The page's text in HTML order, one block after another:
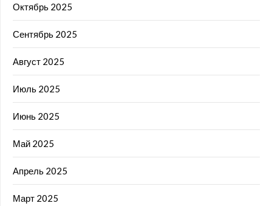
Октябрь 2025
Сентябрь 2025
Август 2025
Июль 2025
Июнь 2025
Май 2025
Апрель 2025
Март 2025